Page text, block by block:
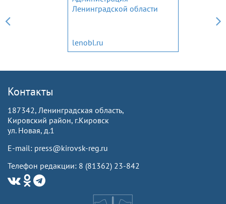
Ленинградской области
lenobl.ru
Контакты
187342, Ленинградская область,
Кировский район, г.Кировск
ул. Новая, д.1
E-mail: press@kirovsk-reg.ru
Телефон редакции: 8 (81362) 23-842